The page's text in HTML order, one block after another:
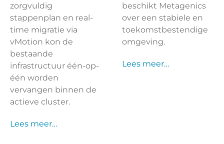
zorgvuldig
stappenplan en real-
time migratie via
vMotion kon de
bestaande
infrastructuur één-op-
één worden
vervangen binnen de
actieve cluster.
Lees meer…
beschikt Metagenics
over een stabiele en
toekomstbestendige
omgeving.
Lees meer…